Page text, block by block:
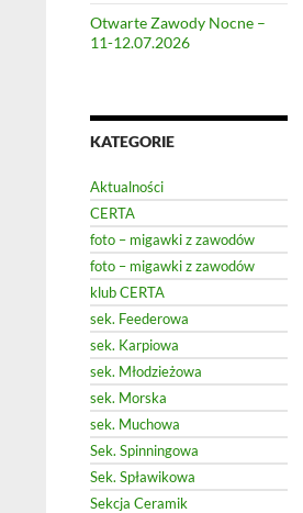
Otwarte Zawody Nocne –
11-12.07.2026
KATEGORIE
Aktualności
CERTA
foto – migawki z zawodów
foto – migawki z zawodów
klub CERTA
sek. Feederowa
sek. Karpiowa
sek. Młodzieżowa
sek. Morska
sek. Muchowa
Sek. Spinningowa
Sek. Spławikowa
Sekcja Ceramik